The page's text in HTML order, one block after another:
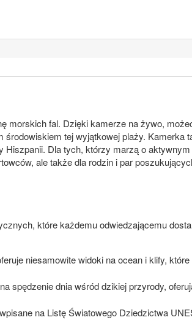
morskich fal. Dzięki kamerze na żywo,
tej wyjątkowej plaży. Kamerka
Hiszpanii. Dla tych, którzy marzą o
ale także dla rodzin i par
które każdemu odwiedzającemu
niesamowite widoki na ocean i klify, które
spędzenie dnia wśród dzikiej przyrody,
na Listę Światowego Dziedzictwa